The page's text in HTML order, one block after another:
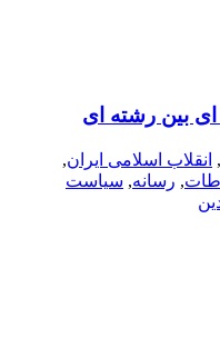
بین رشته ای
, انقلاب اسلامی ایران,
, رسانه, سیاست